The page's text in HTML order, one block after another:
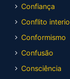
Confiança
Conflito
Conformismo
Confusão
Consciência